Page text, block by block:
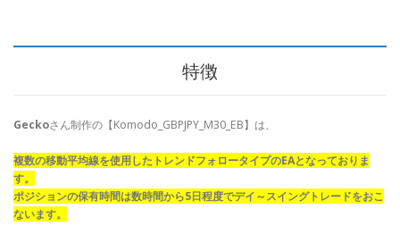
特徴
Geckoさん制作の【Komodo_GBPJPY_M30_EB】は、
複数の移動平均線を使用したトレンドフォロータイプのEAとなっておりま
す。
ポジションの保有時間は数時間から5日程度でデイ～スイングトレードをおこ
ないます。